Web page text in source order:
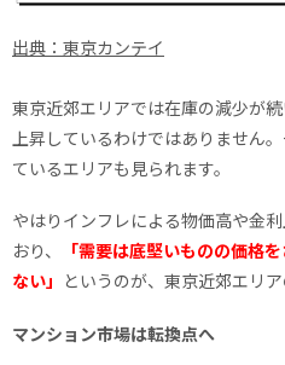
出典：東京カンテイ
東京近郊エリアでは在庫の減少が
上昇しているわけではありません
ているエリアも見られます。
やはりインフレによる物価高や金
おり、
「需要は底堅いものの価格
ない」 というのが、東京近郊エリア
マンション市場は転換点へ